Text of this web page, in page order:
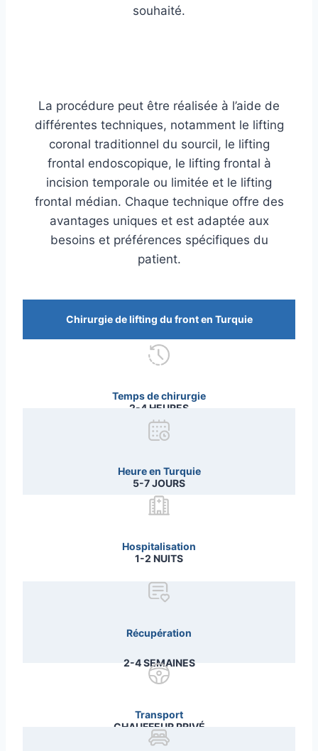
souhaité.
La procédure peut être réalisée à l’aide de
différentes techniques, notamment le lifting
coronal traditionnel du sourcil, le lifting
frontal endoscopique, le lifting frontal à
incision temporale ou limitée et le lifting
frontal médian. Chaque technique offre des
avantages uniques et est adaptée aux
besoins et préférences spécifiques du
patient.
Chirurgie de lifting du front en Turquie
Temps de chirurgie
2-4 HEURES
Heure en Turquie
5-7 JOURS
Hospitalisation
1-2 NUITS
Récupération
2-4 SEMAINES
Transport
CHAUFFEUR PRIVÉ